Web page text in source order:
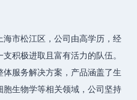
海市松江区，公司由高学历，经
积极进取且富有活力的队伍。
服务解决方案，产品涵盖了生
生物学等相关领域，公司坚持